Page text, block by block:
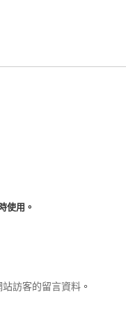
使用。
訪客的留言資料 。